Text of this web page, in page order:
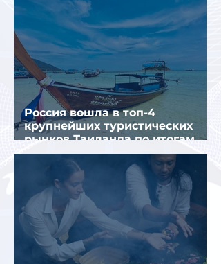
Россия вошла в топ-4
крупнейших туристических
рынков Таиланда по итогам
семи месяцев 2026 года